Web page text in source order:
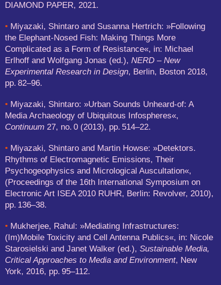
DIAMOND PAPER, 2021.
• Miyazaki, Shintaro and Susanna Hertrich: »Following
the Elephant-Nosed Fish: Making Things More
Complicated as a Form of Resistance«, in: Michael
Erlhoff and Wolfgang Jonas (ed.), NERD – New
Experimental Research in Design, Berlin, Boston 2018,
pp. 82–96.
• Miyazaki, Shintaro: »Urban Sounds Unheard-of: A
Media Archaeology of Ubiquitous Infospheres«,
Continuum 27, no. 0 (2013), pp. 514–22.
• Miyazaki, Shintaro and Martin Howse: »Detektors.
Rhythms of Electromagnetic Emissions, Their
Psychogeophysics and Micrological Auscultation«,
(Proceedings of the 16th International Symposium on
Electronic Art ISEA 2010 RUHR, Berlin: Revolver, 2010),
pp. 136–38.
• Mukherjee, Rahul: »Mediating Infrastructures:
(Im)Mobile Toxicity and Cell Antenna Publics«, in: Nicole
Starosielski and Janet Walker (ed.), Sustainable Media,
Critical Approaches to Media and Environment, New
York, 2016, pp. 95–112.